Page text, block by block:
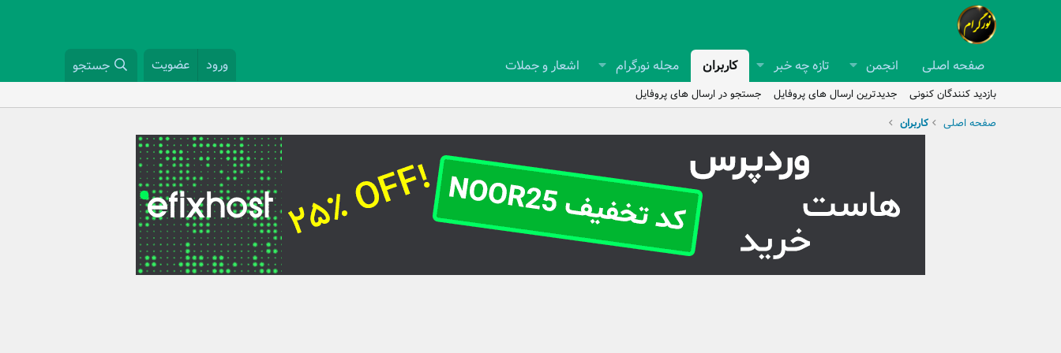
صفحه اصلی انجمن تازه چه خبر کاربران مجله نورگرام اشعار و جملات ورود عضویت جستجو
بازدید کنندگان کنونی جدیدترین ارسال های پروفایل
جستجو در ارسال های پروفایل
صفحه اصلی
کاربران